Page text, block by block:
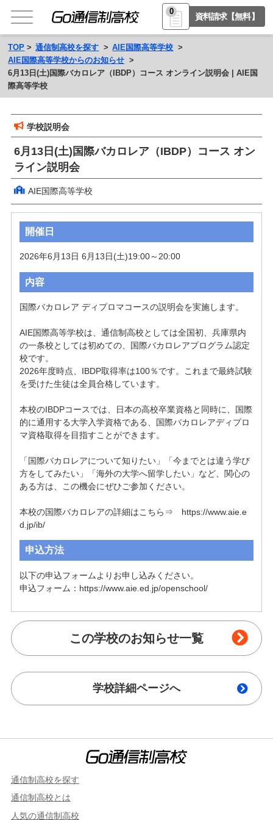
0
資料請求【無料】
TOP 通信制高校を探す
AIE国際高等学校
AIE国際高等学校からのお知らせ
6月13日(土)国際バカロレア（IBDP）コース オンライン説明会 | AIE国
際高等学校
学校説明会
6月13日(土)国際バカロレア（IBDP）コース オン
ライン説明会
AIE国際高等学校
開催日
2026年6月13日 6月13日(土)19:00～20:00
内容
国際バカロレア ディプロマコースの説明会を実施します。
AIE国際高等学校は、通信制高校としては全国初、兵庫県内
の一条校としては初めての、国際バカロレアプログラム認定
校です。
2026年度時点、IBDP取得率は100％です。これまで最終試験
を受けた生徒は全員合格しています。
本校のIBDPコースでは、日本の高校卒業資格と同時に、国際
的に通用する大学入学資格である、国際バカロレアディプロ
マ資格取得を目指すことができます。
「国際バカロレアについて知りたい」「今までとは違う学び
方をしてみたい」「海外の大学へ留学したい」など、関心の
ある方は、この機会にぜひご参加ください。
本校の国際バカロレアの詳細はこちら⇒　https://www.aie.e
d.jp/ib/
申込方法
以下の申込フォームよりお申し込みください。
申込フォーム：https://www.aie.ed.jp/openschool/
この学校のお知らせ一覧
学校詳細ページへ
通信制高校を探す
通信制高校とは
人気の通信制高校